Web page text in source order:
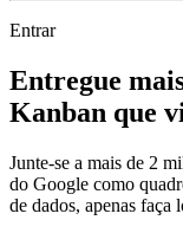
Entrar
Entregue
Kanban que
Junte-se a mais de 2
do Google como
de dados, apenas